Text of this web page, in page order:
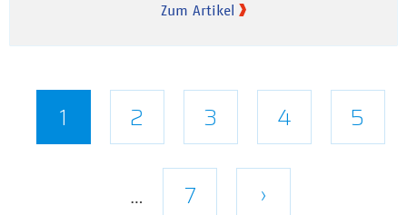
Zum Artikel
Seitennummerierung
Aktuelle
1 Seite
2 Seite
3 Seite
4 Seite
5
…
Letzte
7
Nächste
›